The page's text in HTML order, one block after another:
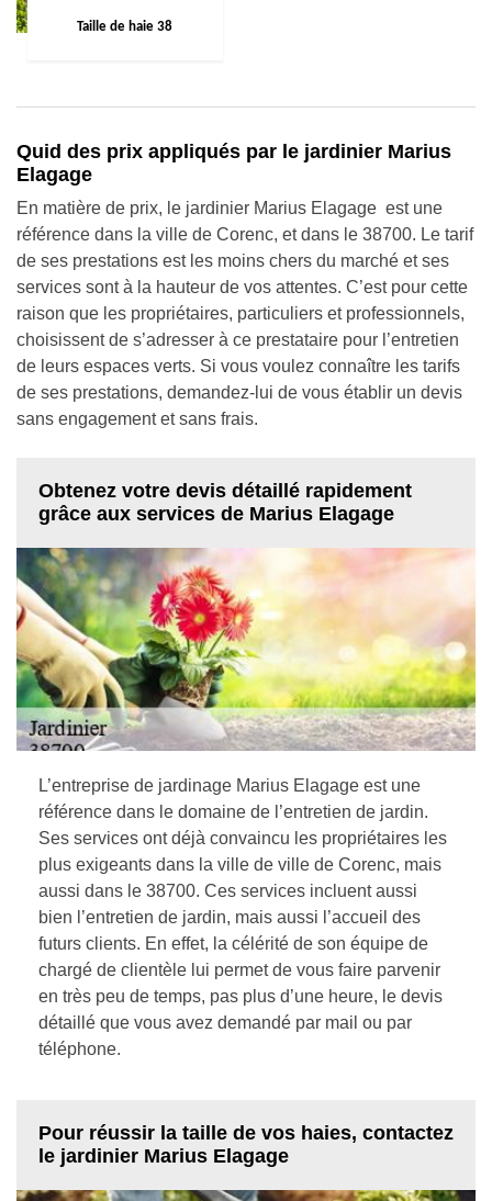
Taille de haie 38
Quid des prix appliqués par le jardinier Marius
Elagage
En matière de prix, le jardinier Marius Elagage est une
référence dans la ville de Corenc, et dans le 38700. Le tarif
de ses prestations est les moins chers du marché et ses
services sont à la hauteur de vos attentes. C’est pour cette
raison que les propriétaires, particuliers et professionnels,
choisissent de s’adresser à ce prestataire pour l’entretien
de leurs espaces verts. Si vous voulez connaître les tarifs
de ses prestations, demandez-lui de vous établir un devis
sans engagement et sans frais.
Obtenez votre devis détaillé rapidement
grâce aux services de Marius Elagage
L’entreprise de jardinage Marius Elagage est une
référence dans le domaine de l’entretien de jardin.
Ses services ont déjà convaincu les propriétaires les
plus exigeants dans la ville de ville de Corenc, mais
aussi dans le 38700. Ces services incluent aussi
bien l’entretien de jardin, mais aussi l’accueil des
futurs clients. En effet, la célérité de son équipe de
chargé de clientèle lui permet de vous faire parvenir
en très peu de temps, pas plus d’une heure, le devis
détaillé que vous avez demandé par mail ou par
téléphone.
Pour réussir la taille de vos haies, contactez
le jardinier Marius Elagage